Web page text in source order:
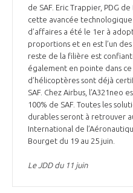
de SAF. Eric Trappier, PDG
cette avancée technologique
d’affaires a été le 1er à
proportions et en est l’un
reste de la filière est
également en pointe dans
d’hélicoptères sont déjà
SAF. Chez Airbus, l’A321neo
100% de SAF. Toutes les
durables seront à retrouver
International de
Bourget du 19 au 25 juin.
Le JDD du 11 juin